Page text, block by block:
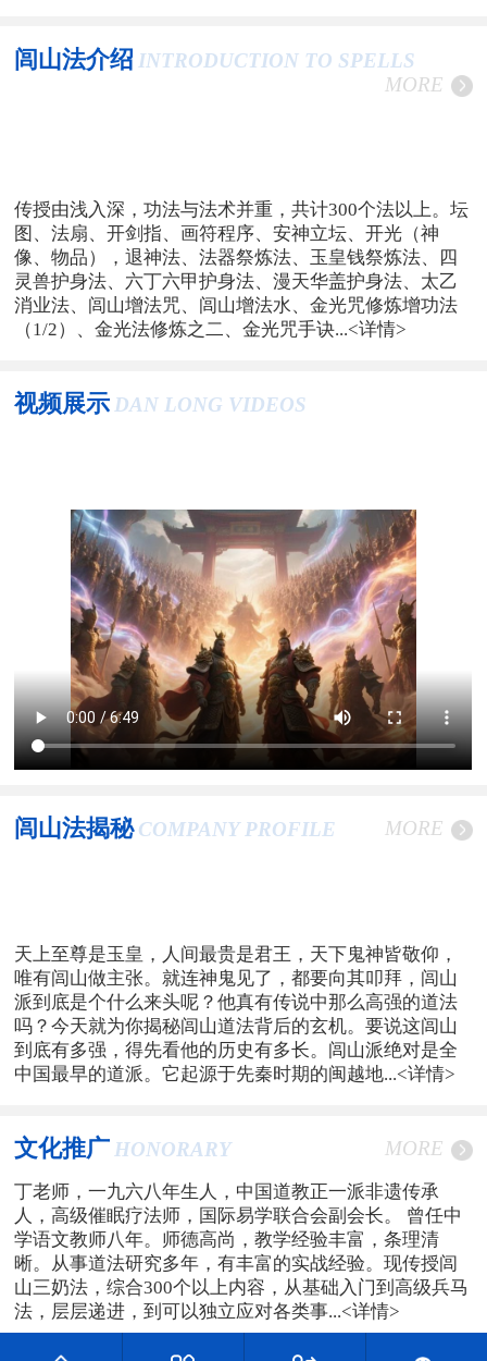
闾山法介绍 INTRODUCTION TO SPELLS
MORE
传授由浅入深，功法与法术并重，共计300个法以上。坛
图、法扇、开剑指、画符程序、安神立坛、开光（神
像、物品），退神法、法器祭炼法、玉皇钱祭炼法、四
灵兽护身法、六丁六甲护身法、漫天华盖护身法、太乙
消业法、闾山增法咒、闾山增法水、金光咒修炼增功法
（1/2）、金光法修炼之二、金光咒手诀...<详情>
视频展示 DAN LONG VIDEOS
闾山法揭秘 COMPANY PROFILE MORE
天上至尊是玉皇，人间最贵是君王，天下鬼神皆敬仰，
唯有闾山做主张。就连神鬼见了，都要向其叩拜，闾山
派到底是个什么来头呢？他真有传说中那么高强的道法
吗？今天就为你揭秘闾山道法背后的玄机。要说这闾山
到底有多强，得先看他的历史有多长。闾山派绝对是全
中国最早的道派。它起源于先秦时期的闽越地...<详情>
文化推广 HONORARY MORE
丁老师，一九六八年生人，中国道教正一派非遗传承
人，高级催眠疗法师，国际易学联合会副会长。 曾任中
学语文教师八年。师德高尚，教学经验丰富，条理清
晰。从事道法研究多年，有丰富的实战经验。现传授闾
山三奶法，综合300个以上内容，从基础入门到高级兵马
法，层层递进，到可以独立应对各类事...<详情>